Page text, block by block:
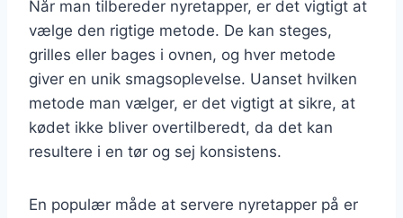
Når man tilbereder nyretapper, er det vigtigt at
vælge den rigtige metode. De kan steges,
grilles eller bages i ovnen, og hver metode
giver en unik smagsoplevelse. Uanset hvilken
metode man vælger, er det vigtigt at sikre, at
kødet ikke bliver overtilberedt, da det kan
resultere i en tør og sej konsistens.
En populær måde at servere nyretapper på er